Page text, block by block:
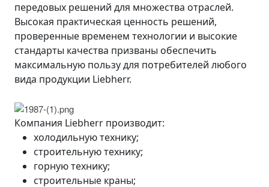
передовых решений для множества отраслей.
Высокая практическая ценность решений,
проверенные временем технологии и высокие
стандарты качества призваны обеспечить
максимальную пользу для потребителей любого
вида продукции Liebherr.
Компания Liebherr производит:
холодильную технику;
строительную технику;
горную технику;
строительные краны;